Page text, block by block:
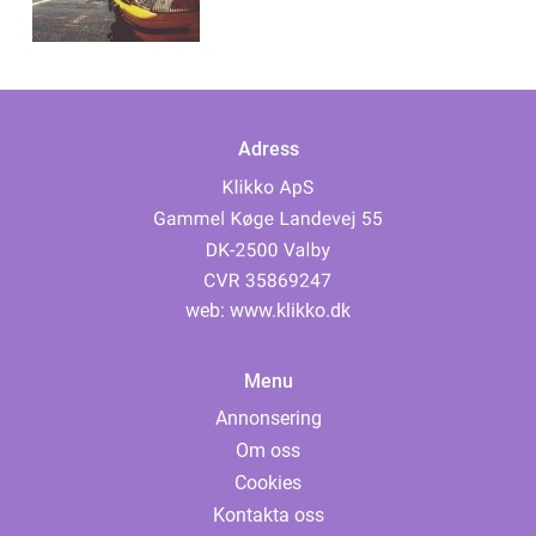
Adress
web: www.klikko.dk
Menu
Annonsering
Om oss
Cookies
Kontakta oss